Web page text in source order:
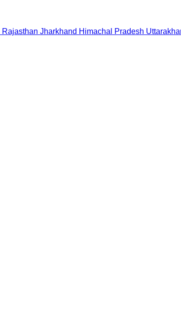
Rajasthan Jharkhand Himachal Pradesh